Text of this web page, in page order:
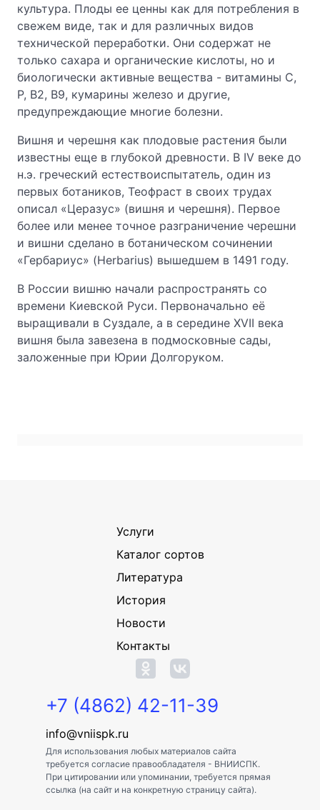
культура. Плоды ее ценны как для потребления в
свежем виде, так и для различных видов
технической переработки. Они содержат не
только сахара и органические кислоты, но и
биологически активные вещества - витамины С,
Р, В2, В9, кумарины железо и другие,
предупреждающие многие болезни.
Вишня и черешня как плодовые растения были
известны еще в глубокой древности. В IV веке до
н.э. греческий естествоиспытатель, один из
первых ботаников, Теофраст в своих трудах
описал «Церазус» (вишня и черешня). Первое
более или менее точное разграничение черешни
и вишни сделано в ботаническом сочинении
«Гербариус» (Herbarius) вышедшем в 1491 году.
В России вишню начали распространять со
времени Киевской Руси. Первоначально её
выращивали в Суздале, а в середине XVII века
вишня была завезена в подмосковные сады,
заложенные при Юрии Долгоруком.
Услуги
Каталог сортов
Литература
История
Новости
Контакты
+7 (4862) 42-11-39
info@vniispk.ru
Для использования любых материалов сайта
требуется согласие правообладателя - ВНИИСПК.
При цитировании или упоминании, требуется прямая
ссылка (на сайт и на конкретную страницу сайта).